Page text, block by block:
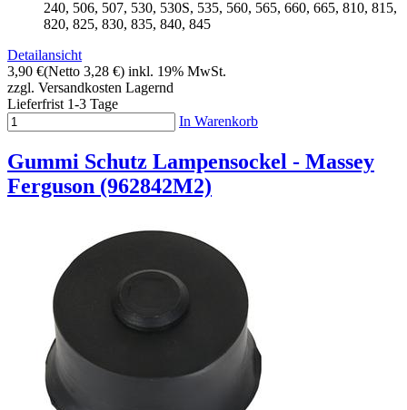
240, 506, 507, 530, 530S, 535, 560, 565, 660, 665, 810, 815,
820, 825, 830, 835, 840, 845
Detailansicht
3,90 €(Netto 3,28 €) inkl. 19% MwSt.
zzgl. Versandkosten Lagernd
Lieferfrist 1-3 Tage
In Warenkorb
Gummi Schutz Lampensockel - Massey
Ferguson (962842M2)